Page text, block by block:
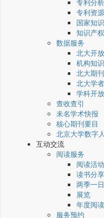
专利分
专利资
国家知
知识产
数据服务
北大开
机构知
北大期
北大学者
学科开
查收查引
未名学术快报
核心期刊要目
北京大学数字
互动交流
阅读服务
阅读活动
读书分享
两季一
展览
年度阅
服务预约